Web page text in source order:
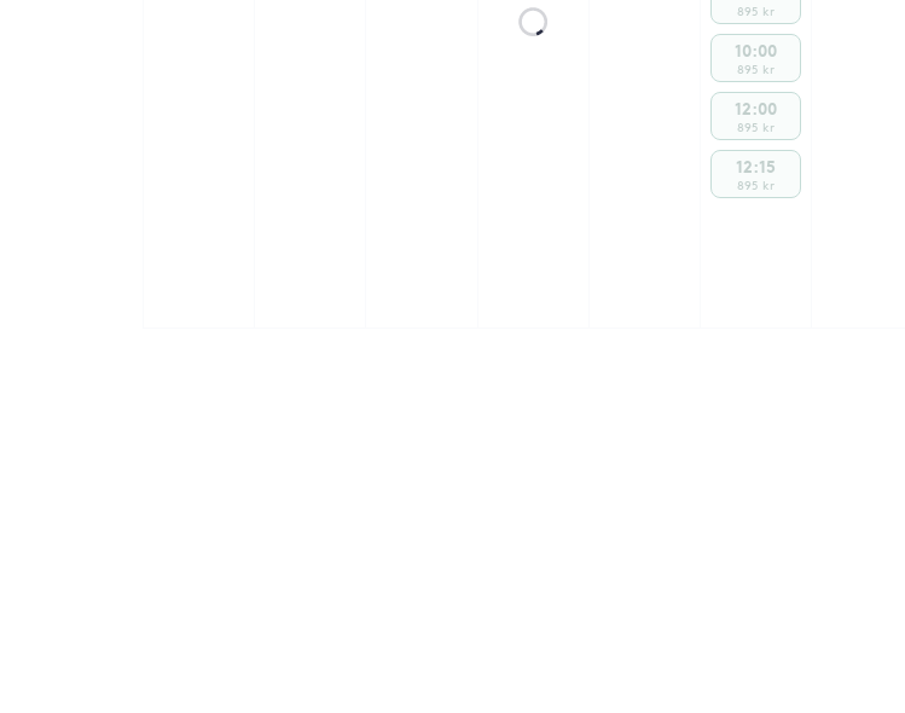
895 kr
10:00
895 kr
12:00
895 kr
12:15
895 kr